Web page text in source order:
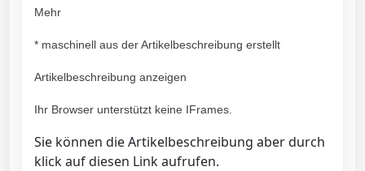
Mehr
* maschinell aus der Artikelbeschreibung erstellt
Artikelbeschreibung anzeigen
Ihr Browser unterstützt keine IFrames.
Sie können die Artikelbeschreibung aber durch
klick auf diesen Link aufrufen.